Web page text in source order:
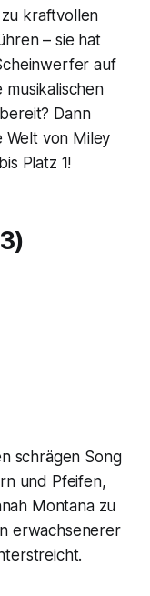
kraftvollen
– sie hat
auf
musikalischen
Dann
Welt von Miley
Platz 1!
schrägen Song
und Pfeifen,
Montana zu
erwachsenerer